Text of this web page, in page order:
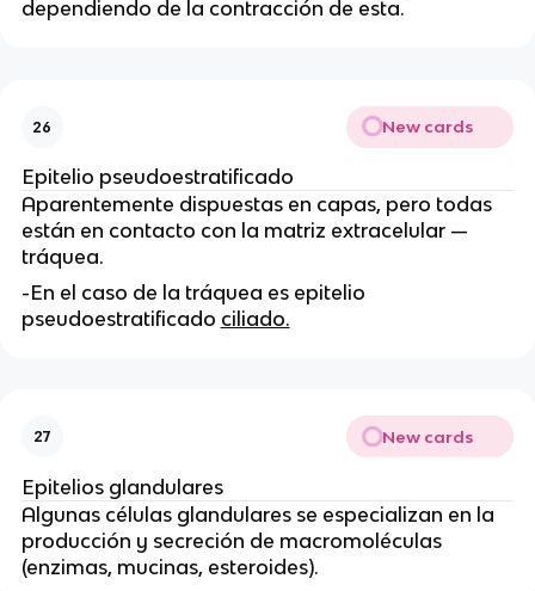
dependiendo de la contracción de esta.
26 New cards
Epitelio pseudoestratificado
Aparentemente dispuestas en capas, pero todas
están en contacto con la matriz extracelular —
tráquea.
-En el caso de la tráquea es epitelio
pseudoestratificado ciliado.
27 New cards
Epitelios glandulares
Algunas células glandulares se especializan en la
producción y secreción de macromoléculas
(enzimas, mucinas, esteroides).